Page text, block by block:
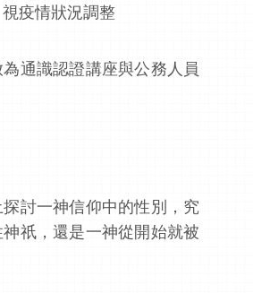
疫情狀況調整
通識認證講座與公務人員
討一神信仰中的性別，究
祇，還是一神從開始就被